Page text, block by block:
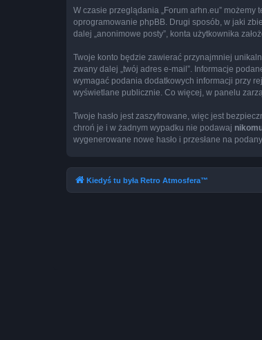
W czasie przeglądania „Forum arhn.eu”
oprogramowanie phpBB. Drugi sposób, w jaki
dalej „anonimowe posty”, konta użytkownika
Twoje konto będzie zawierać przynajmniej
zwany dalej „twój adres e-mail”. Informacje
wymagać podania dodatkowych informacji przy
wyświetlane publicznie. Co więcej, w panelu
Twoje hasło jest zaszyfrowane, więc jest
chroń je i w żadnym wypadku nie podawaj
wygenerowane nowe hasło i przesłane na
Kiedyś tu była Retro Atmosfera™